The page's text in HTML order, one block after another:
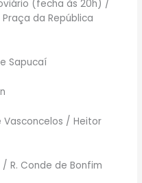
(fecha às 20h) /
da República
Sapucaí
Vasconcelos / Heitor
/ R. Conde de Bonfim